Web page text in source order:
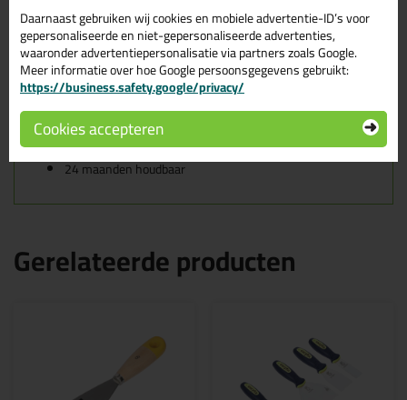
Kenmerken
Verkrijgbaar in diverse populaire kleuren
Goed overschilderbaar met zowel oplosmiddel als
watergedragen verfsystemen
Na gebruik goed te oliën
Korte droogtijden
Nauwelijks krimp
Een breed assortiment aan verpakkingen
24 maanden houdbaar
Gerelateerde producten
Daarnaast gebruiken wij cookies en mobiele advertentie-ID’s voor
gepersonaliseerde en niet-gepersonaliseerde advertenties,
waaronder advertentiepersonalisatie via partners zoals Google.
Meer informatie over hoe Google persoonsgegevens gebruikt:
https://business.safety.google/privacy/
Cookies accepteren